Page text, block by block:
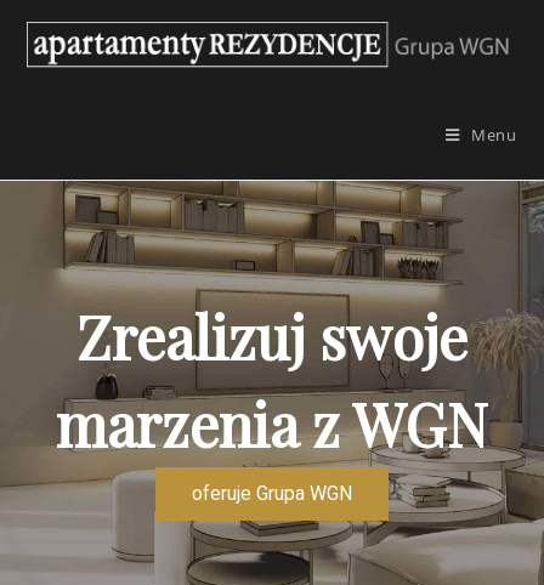
content
Menu
Zrealizuj swoje
marzenia z WGN
oferuje Grupa WGN